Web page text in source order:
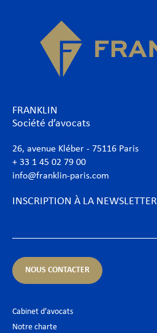
FRANKLIN
Société d’avocats
26, avenue Kléber - 75116 Paris
+ 33 1 45 02 79 00
info@franklin-paris.com
INSCRIPTION À LA NEWSLETTER
NOUS CONTACTER
Cabinet d’avocats
Notre charte